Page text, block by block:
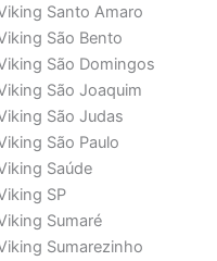
Santo Amaro
São Bento
São Domingos
São Joaquim
São Judas
São Paulo
Saúde
SP
Sumaré
Sumarezinho